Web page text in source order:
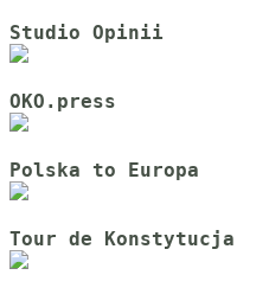
Studio Opinii
OKO.press
Polska to Europa
Tour de Konstytucja